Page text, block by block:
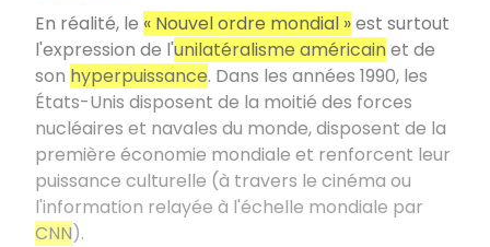
En réalité, le « Nouvel ordre mondial »est surtout
l'expression de l'unilatéralisme américain et de
son hyperpuissance. Dans les années 1990, les
États-Unis disposent de la moitié des forces
nucléaires et navales du monde, disposent de la
première économie mondiale et renforcent leur
puissance culturelle (à travers le cinéma ou
l'information relayée à l'échelle mondiale par
CNN).